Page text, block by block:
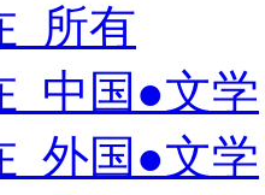
所有
中国●文学
外国●文学